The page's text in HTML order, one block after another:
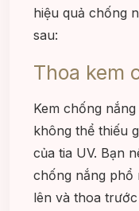
hiệu quả chống
sau:
Thoa kem
Kem chống
không thể thiếu
của tia UV. Bạn
chống nắng phổ
lên và thoa